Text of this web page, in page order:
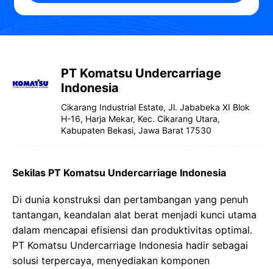
PT Komatsu Undercarriage
Indonesia
Cikarang Industrial Estate, Jl. Jababeka XI Blok
H-16, Harja Mekar, Kec. Cikarang Utara,
Kabupaten Bekasi, Jawa Barat 17530
Sekilas PT Komatsu Undercarriage Indonesia
Di dunia konstruksi dan pertambangan yang penuh
tantangan, keandalan alat berat menjadi kunci utama
dalam mencapai efisiensi dan produktivitas optimal.
PT Komatsu Undercarriage Indonesia hadir sebagai
solusi terpercaya, menyediakan komponen